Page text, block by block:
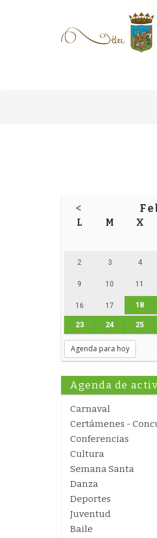
<
L M X
2 3 4
9 10 11
16 17 18
23 24 25
Agenda para hoy
Agenda de
Carnaval
Certámenes -
Conferencias
Cultura
Semana Santa
Danza
Deportes
Juventud
Baile